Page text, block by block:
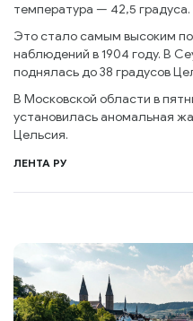
температура — 42,5 градуса.
Это стало самым высоким
наблюдений в 1904 году. В
поднялась до 38 градусов
В Московской области в
установилась аномальная
Цельсия.
ЛЕНТА РУ